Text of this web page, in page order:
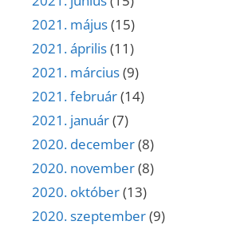
2021. május(15)
2021. április(11)
2021. március(9)
2021. február(14)
2021. január(7)
2020. december(8)
2020. november(8)
2020. október(13)
2020. szeptember(9)